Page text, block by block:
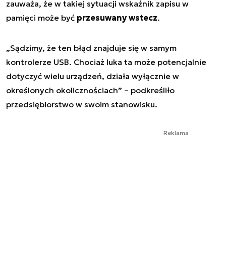
zauważa, że w takiej sytuacji wskaźnik zapisu w
pamięci może być przesuwany wstecz.
„Sądzimy, że ten błąd znajduje się w samym
kontrolerze USB. Chociaż luka ta może potencjalnie
dotyczyć wielu urządzeń, działa wyłącznie w
określonych okolicznościach” – podkreśliło
przedsiębiorstwo w swoim stanowisku.
Reklama